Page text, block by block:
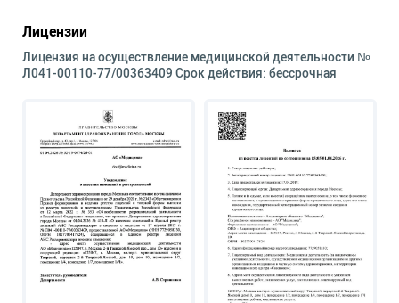
Лицензии
Лицензия на осуществление медицинской деятельности №
Л041-00110-77/00363409 Срок действия: бессрочная